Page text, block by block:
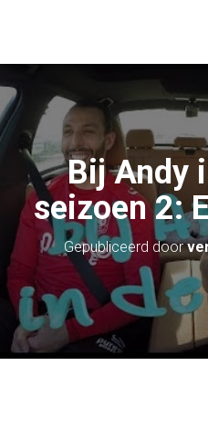
Bij Andy
seizoen 2:
Gepubliceerd door